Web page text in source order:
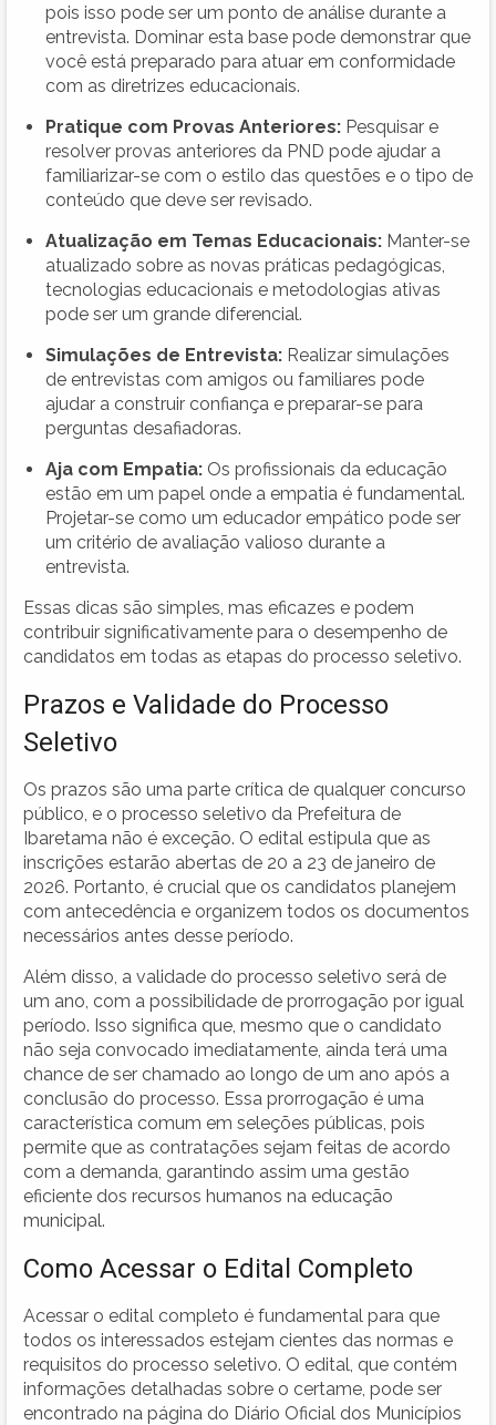
pois isso pode ser um ponto de análise durante a
entrevista. Dominar esta base pode demonstrar que
você está preparado para atuar em conformidade
com as diretrizes educacionais.
Pratique com Provas Anteriores: Pesquisar e
resolver provas anteriores da PND pode ajudar a
familiarizar-se com o estilo das questões e o tipo de
conteúdo que deve ser revisado.
Atualização em Temas Educacionais: Manter-se
atualizado sobre as novas práticas pedagógicas,
tecnologias educacionais e metodologias ativas
pode ser um grande diferencial.
Simulações de Entrevista: Realizar simulações
de entrevistas com amigos ou familiares pode
ajudar a construir confiança e preparar-se para
perguntas desafiadoras.
Aja com Empatia: Os profissionais da educação
estão em um papel onde a empatia é fundamental.
Projetar-se como um educador empático pode ser
um critério de avaliação valioso durante a
entrevista.
Essas dicas são simples, mas eficazes e podem
contribuir significativamente para o desempenho de
candidatos em todas as etapas do processo seletivo.
Prazos e Validade do Processo
Seletivo
Os prazos são uma parte crítica de qualquer concurso
público, e o processo seletivo da Prefeitura de
Ibaretama não é exceção. O edital estipula que as
inscrições estarão abertas de 20 a 23 de janeiro de
2026. Portanto, é crucial que os candidatos planejem
com antecedência e organizem todos os documentos
necessários antes desse período.
Além disso, a validade do processo seletivo será de
um ano, com a possibilidade de prorrogação por igual
período. Isso significa que, mesmo que o candidato
não seja convocado imediatamente, ainda terá uma
chance de ser chamado ao longo de um ano após a
conclusão do processo. Essa prorrogação é uma
característica comum em seleções públicas, pois
permite que as contratações sejam feitas de acordo
com a demanda, garantindo assim uma gestão
eficiente dos recursos humanos na educação
municipal.
Como Acessar o Edital Completo
Acessar o edital completo é fundamental para que
todos os interessados estejam cientes das normas e
requisitos do processo seletivo. O edital, que contém
informações detalhadas sobre o certame, pode ser
encontrado na página do Diário Oficial dos Municípios